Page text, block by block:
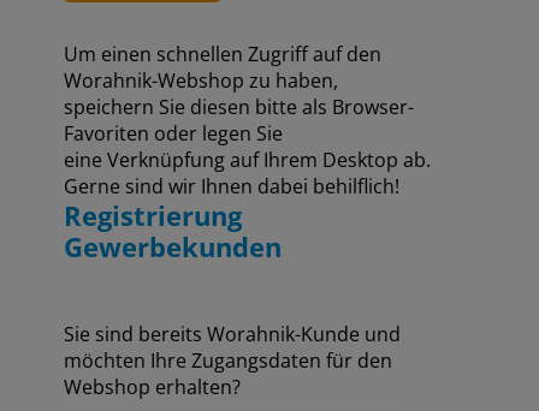
Um einen schnellen Zugriff auf den
Worahnik-Webshop zu haben,
speichern Sie diesen bitte als Browser-
Favoriten oder legen Sie
eine Verknüpfung auf Ihrem Desktop ab.
Gerne sind wir Ihnen dabei behilflich!
Registrierung
Gewerbekunden
Sie sind bereits Worahnik-Kunde und
möchten Ihre Zugangsdaten für den
Webshop erhalten?